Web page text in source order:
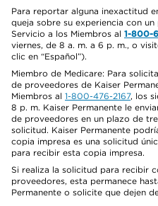
Para reportar alguna inexactitud
queja sobre su experiencia con
Servicio a los Miembros al 1-800-
viernes, de 8 a. m. a 6 p. m., o
clic en “Español”).
Miembro de Medicare: Para
de proveedores de Kaiser
Miembros al 1-800-476-2167, los
8 p. m. Kaiser Permanente le
de proveedores en un plazo de
solicitud. Kaiser Permanente
copia impresa es una solicitud
para recibir esta copia impresa.
Si realiza la solicitud para recibir
proveedores, esta permanece
Permanente o solicite que dejen